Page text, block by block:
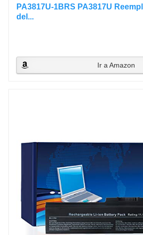
PA3817U-1BRS PA3817U
del...
Ir a Amazon